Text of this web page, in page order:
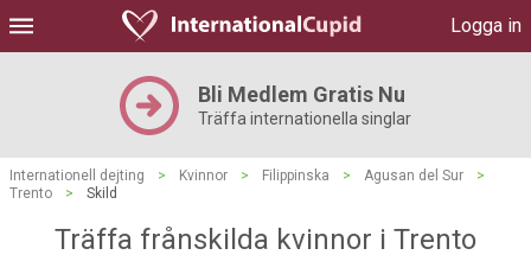
Logga in
Bli Medlem Gratis Nu
Träffa internationella singlar
Internationell dejting > Kvinnor > Filippinska > Agusan del Sur
>
Trento
> Skild
Träffa frånskilda kvinnor i Trento